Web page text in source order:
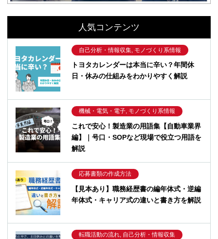
人気コンテンツ
自己分析・情報収集, モノづくり系情報
トヨタカレンダーは本当に辛い？年間休
日・休みの仕組みをわかりやすく解説
機械・電気・電子, モノづくり系情報
これで安心！製造業の用語集【自動車業界
編】｜号口・SOPなど現場で役立つ用語を
解説
応募書類の作成方法
【見本あり】職務経歴書の編年体式・逆編
年体式・キャリア式の違いと書き方を解説
転職活動の流れ, 自己分析・情報収集